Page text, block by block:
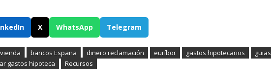
X WhatsApp Telegram
bancos España dinero reclamación euríbor gastos hipotecarios
guias
gastos hipoteca Recursos